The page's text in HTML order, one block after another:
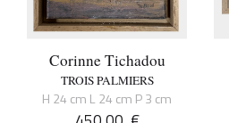
Corinne Tichadou
TROIS PALMIERS
H 24 cm L 24 cm P 3 cm